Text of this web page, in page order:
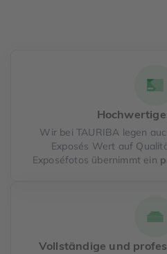
Wir bei TAURIBA legen
Exposés Wert auf
Exposéfotos übernimmt ein
Vollständige und